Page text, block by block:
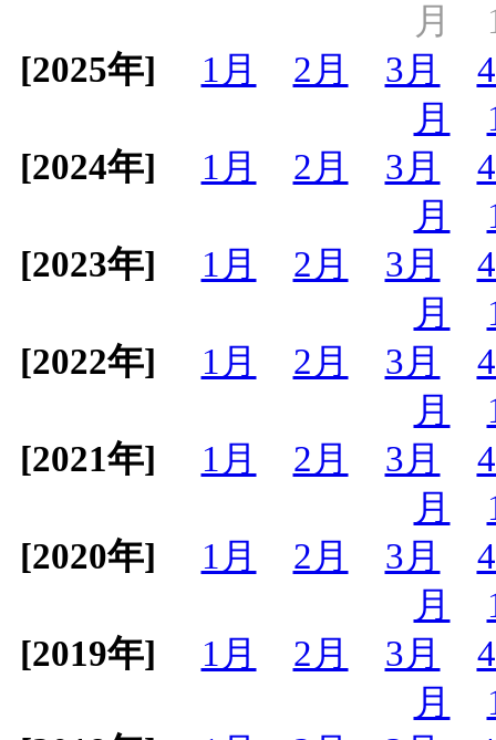
月
[2025年]
1月 2月 3月
月
[2024年]
1月 2月 3月
月
[2023年]
1月 2月 3月
月
[2022年]
1月 2月 3月
月
[2021年]
1月 2月 3月
月
[2020年]
1月 2月 3月
月
[2019年]
1月 2月 3月
月